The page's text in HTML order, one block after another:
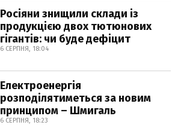
Росіяни знищили склади із
продукцією двох тютюнових
гігантів: чи буде дефіцит
6 СЕРПНЯ, 18:04
Електроенергія
розподілятиметься за новим
принципом – Шмигаль
6 СЕРПНЯ, 18:23